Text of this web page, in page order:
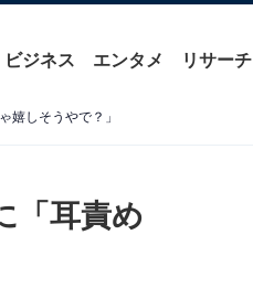
ビジネス エンタメ リサーチ
嬉しそうやで？」
「耳責め